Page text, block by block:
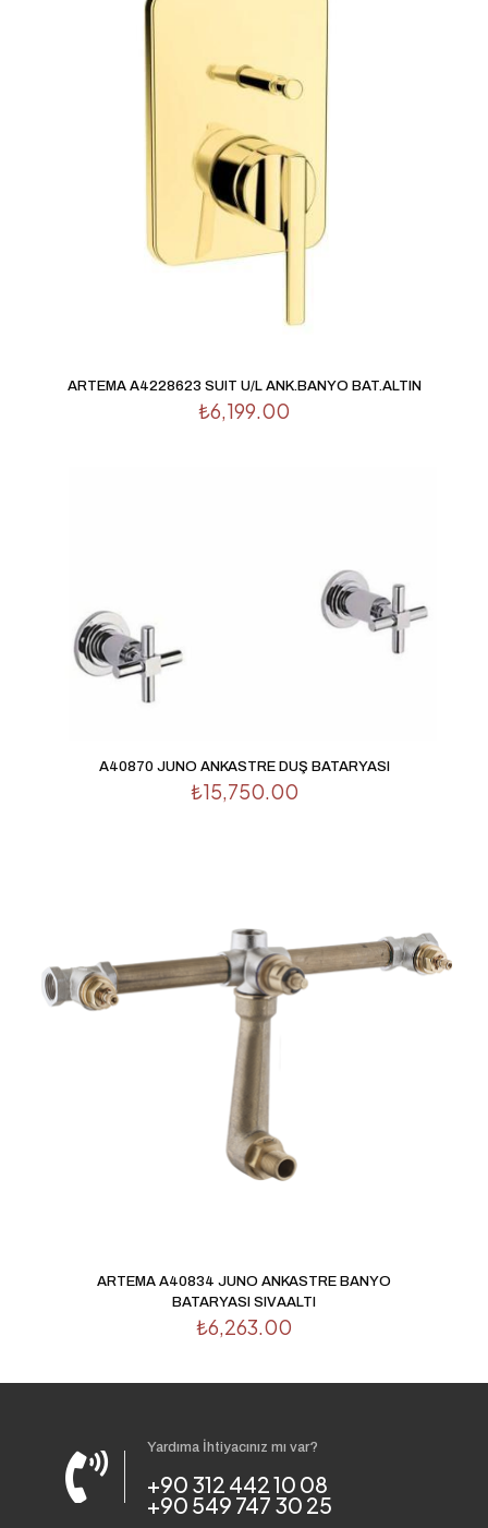
Derecelendirmeniz
2/5
yıldız
3/5
4/5
ARTEMA A4228623 SUIT U/L ANK.BANYO BAT.ALTIN
₺6,199.00
A40870 JUNO ANKASTRE DUŞ BATARYASI
₺15,750.00
ARTEMA A40834 JUNO ANKASTRE BANYO
BATARYASI SIVAALTI
₺6,263.00
Yardıma İhtiyacınız mı var?
+90 312 442 10 08
+90 549 747 30 25